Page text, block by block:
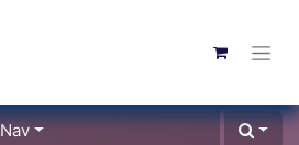
Nav